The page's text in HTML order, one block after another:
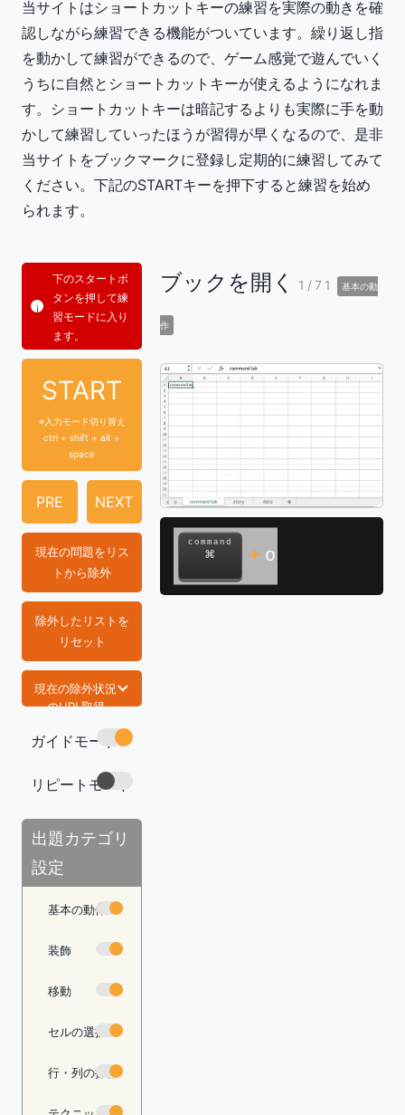
当サイトはショートカットキーの練習を実際の動きを確
認しながら練習できる機能がついています。繰り返し指
を動かして練習ができるので、ゲーム感覚で遊んでいく
うちに自然とショートカットキーが使えるようになれま
す。ショートカットキーは暗記するよりも実際に手を動
かして練習していったほうが習得が早くなるので、是非
当サイトをブックマークに登録し定期的に練習してみて
ください。下記のSTARTキーを押下すると練習を始め
られます。
下のスタートボ
タンを押して練
習モードに入り
ます。
START
※入力モード切り替え
ctrl + shift + alt +
space
PRE NEXT
現在の問題をリス
トから除外
除外したリストを
リセット
現在の除外状況
のURL取得
https://com
m/tech/exce
l-func-iferro
コピー
ガイドモード
リピートモード
出題カテゴリ
設定
基本の動作
装飾
移動
セルの選択
行・列の操作
ブックを開く 1/71 基本の動
作
⌘
command
+ o